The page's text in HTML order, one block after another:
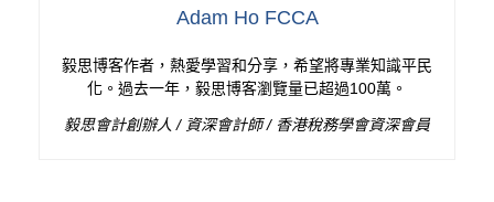
Adam Ho FCCA
毅思博客作者，熱愛學習和分享，希望將專業知識平民
化。過去一年，毅思博客瀏覽量已超過100萬。
毅思會計創辦人 / 資深會計師 / 香港稅務學會資深會員